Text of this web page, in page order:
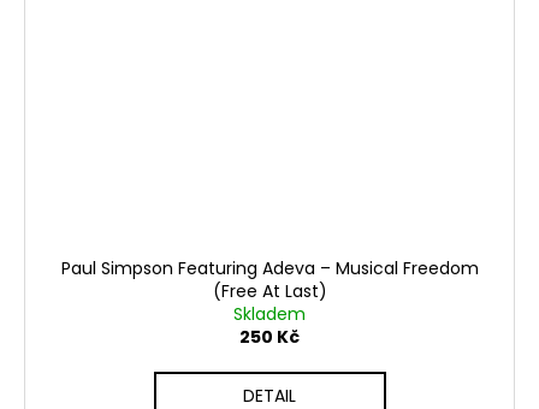
Paul Simpson Featuring Adeva ‎– Musical Freedom
(Free At Last)
Skladem
250 Kč
DETAIL